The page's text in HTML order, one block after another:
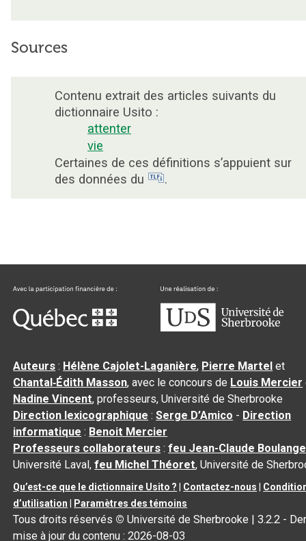
Sources
Contenu extrait des articles suivants du
dictionnaire Usito :
attenter
vie
Certaines de ces définitions s’appuient sur
des données du
.
Auteurs : Hélène Cajolet-Laganière, Pierre Martel et
Chantal‑Édith Masson, avec le concours de Louis Mercier
Nadine Vincent, professeurs, Université de Sherbrooke
Direction lexicographique :Serge D’Amico - Direction
informatique : Benoit Mercier
Professeurs collaborateurs :feu Jean-Claude
Université Laval,feu Michel Théoret, Université de
Qu’est-ce que le dictionnaire Usito ? Contactez-nous
d’utilisation
Paramètres des témoins
Tous droits réservés © Université de Sherbrooke |3.2.2 -
mise à jour du contenu :2026-08-03